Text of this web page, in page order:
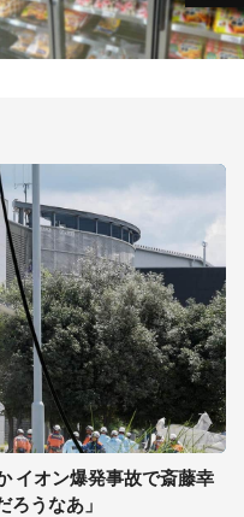
イオン爆発事故で斎藤幸
うなあ」